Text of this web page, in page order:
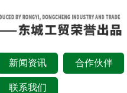
新闻资讯 合作伙伴
联系我们